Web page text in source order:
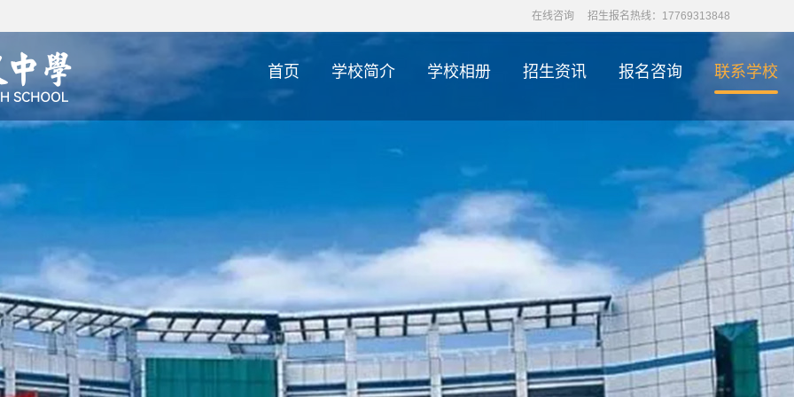
在线咨询 招生报名热线：17769313848
首页 学校简介 学校相册 招生资讯 报名咨询 联系学校